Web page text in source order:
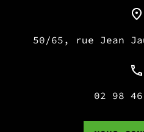
50/65, rue Jean
02 98